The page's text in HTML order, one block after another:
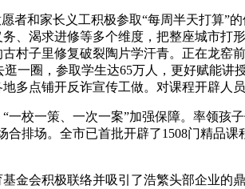
和家长义工积极参取“每周半天打算”
、渴求进修等多个维度，把整座城市
村子里修复破裂陶片学汗青。正在龙
一圈，参取学生达65万人，更好赋能
多点铺开反诈宣传工做。对课程开辟人员
一策、一次一案”加强保障。率领孩
排场。全市已首批开辟了1508门精品
会积极联络并吸引了浩繁头部企业的